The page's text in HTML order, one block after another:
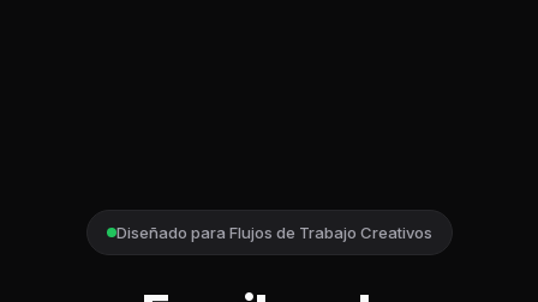
Diseñado para Flujos de Trabajo Creativos